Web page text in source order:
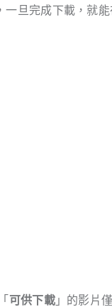
旦完成下載，就
可供下載」的影片